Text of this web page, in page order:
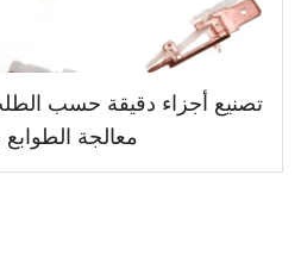
تصنيع أجزاء دقيقة حسب
معالجة الطوابع